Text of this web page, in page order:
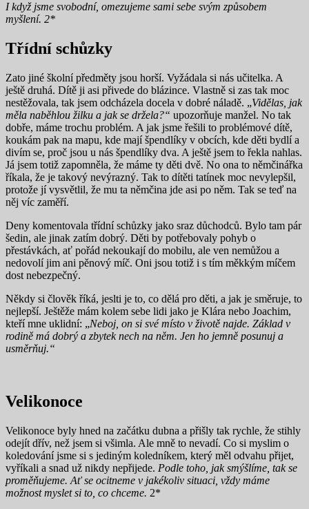
I když jsme svobodní, omezujeme sami sebe svým způsobem
myšlení. 2*
Třídní schůzky
Zato jiné školní předměty jsou horší. Vyžádala si nás učitelka. A
ještě druhá. Dítě ji asi přivede do blázince. Vlastně si zas tak moc
nestěžovala, tak jsem odcházela docela v dobré náladě. „Vidělas, jak
měla naběhlou žilku a jak se držela?“ upozorňuje manžel. No tak
dobře, máme trochu problém. A jak jsme řešili to problémové dítě,
koukám pak na mapu, kde mají špendlíky v obcích, kde děti bydlí a
divím se, proč jsou u nás špendlíky dva. A ještě jsem to řekla nahlas.
Já jsem totiž zapomněla, že máme ty děti dvě. No ona to němčinářka
říkala, že je takový nevýrazný. Tak to dítěti tatínek moc nevylepšil,
protože jí vysvětlil, že mu ta němčina jde asi po něm. Tak se teď na
něj víc zaměří.
Deny komentovala třídní schůzky jako sraz důchodců. Bylo tam pár
šedin, ale jinak zatím dobrý. Děti by potřebovaly pohyb o
přestávkách, ať pořád nekoukají do mobilu, ale ven nemůžou a
nedovolí jim ani pěnový míč. Oni jsou totiž i s tím měkkým míčem
dost nebezpečný.
Někdy si člověk říká, jeslti je to, co dělá pro děti, a jak je směruje, to
nejlepší. Ještěže mám kolem sebe lidi jako je Klára nebo Joachim,
kteří mne uklidní: „Neboj, on si své místo v životě najde. Základ v
rodině má dobrý a zbytek nech na něm. Jen ho jemně posunuj a
usměrňuj.“
Velikonoce
Velikonoce byly hned na začátku dubna a přišly tak rychle, že stihly
odejít dřív, než jsem si všimla. Ale mně to nevadí. Co si myslim o
koledování jsme si s jediným koledníkem, který měl odvahu přijet,
vyříkali a snad už nikdy nepřijede. Podle toho, jak smýšlíme, tak se
proměňujeme. Ať se ocitneme v jakékoliv situaci, vždy máme
možnost myslet si to, co chceme. 2*